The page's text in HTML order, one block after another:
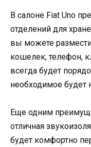
В салоне Fiat Uno
отделений для
вы можете
кошелек, телефон,
всегда будет
необходимое будет
Еще одним
отличная
будет комфортно